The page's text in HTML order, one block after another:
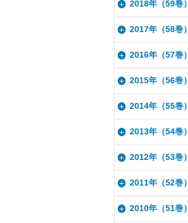
2018年（59巻）
2017年（58巻）
2016年（57巻）
2015年（56巻）
2014年（55巻）
2013年（54巻）
2012年（53巻）
2011年（52巻）
2010年（51巻）